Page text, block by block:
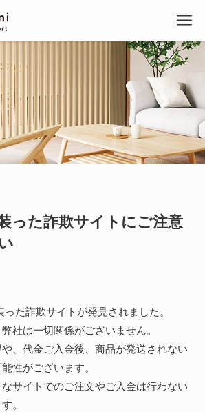
った詐欺サイトにご注意
た詐欺サイトが発見されました。
社は一切関係がございません。
、代金ご入金後、商品が発送されない
性がございます。
サイトでのご注文やご入金は行わない
。